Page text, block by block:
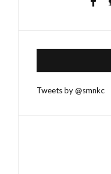
Tweets by @smnkc